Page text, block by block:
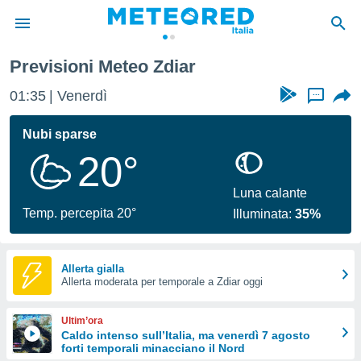
di
per
le
di
Web
le
Previsioni Meteo Zdiar
01:35 Venerdì ...
Nubi sparse
20°
Temp. percepita 20°
Luna calante
Illuminata:35%
Allerta gialla
Allerta moderata per temporale a Zdiar oggi
Ultim’ora
Caldo intenso sull’Italia, ma venerdì 7 agosto
forti temporali minacciano il Nord